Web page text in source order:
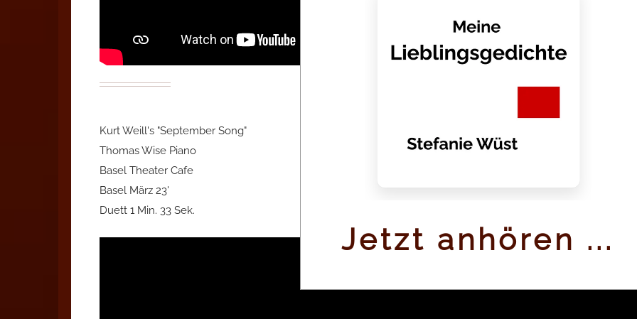
Kurt Weill's "September Song"
Thomas Wise Piano
Basel Theater Cafe
Basel März 23'
Duett 1 Min. 33 Sek.
Jetzt anhören ...